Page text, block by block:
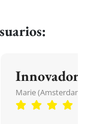
Innovador
Marie (Amsterdam,